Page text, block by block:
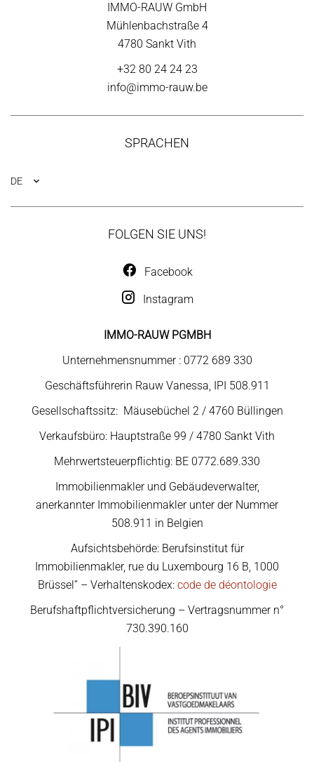
IMMO-RAUW GmbH
Mühlenbachstraße 4
4780 Sankt Vith
+32 80 24 24 23
info@immo-rauw.be
SPRACHEN
DE
FOLGEN SIE UNS!
Facebook
Instagram
IMMO-RAUW PGMBH
Unternehmensnummer : 0772 689 330
Geschäftsführerin Rauw Vanessa, IPI 508.911
Gesellschaftssitz: Mäusebüchel 2 / 4760 Büllingen
Verkaufsbüro: Hauptstraße 99 / 4780 Sankt Vith
Mehrwertsteuerpflichtig: BE 0772.689.330
Immobilienmakler und Gebäudeverwalter,
anerkannter Immobilienmakler unter der Nummer
508.911 in Belgien
Aufsichtsbehörde: Berufsinstitut für
Immobilienmakler, rue du Luxembourg 16 B, 1000
Brüssel” – Verhaltenskodex: code de déontologie
Berufshaftpflichtversicherung – Vertragsnummer n°
730.390.160